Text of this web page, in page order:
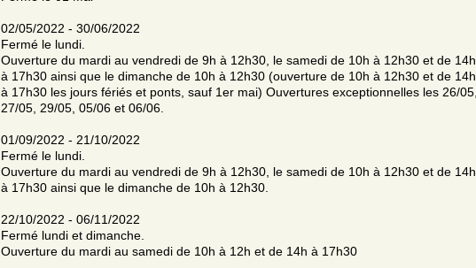
02/05/2022 - 30/06/2022
Fermé le lundi.
Ouverture du mardi au vendredi de 9h à 12h30, le samedi de 10h à 12h30 et de 14h
à 17h30 ainsi que le dimanche de 10h à 12h30 (ouverture de 10h à 12h30 et de 14h
à 17h30 les jours fériés et ponts, sauf 1er mai) Ouvertures exceptionnelles les 26/05,
27/05, 29/05, 05/06 et 06/06.
01/09/2022 - 21/10/2022
Fermé le lundi.
Ouverture du mardi au vendredi de 9h à 12h30, le samedi de 10h à 12h30 et de 14h
à 17h30 ainsi que le dimanche de 10h à 12h30.
22/10/2022 - 06/11/2022
Fermé lundi et dimanche.
Ouverture du mardi au samedi de 10h à 12h et de 14h à 17h30